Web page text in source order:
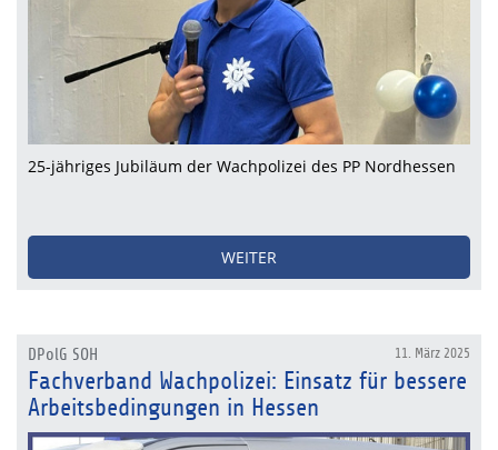
25-jähriges Jubiläum der Wachpolizei des PP Nordhessen
WEITER
11. März 2025
DPolG SOH
Fachverband Wachpolizei: Einsatz für bessere
Arbeitsbedingungen in Hessen